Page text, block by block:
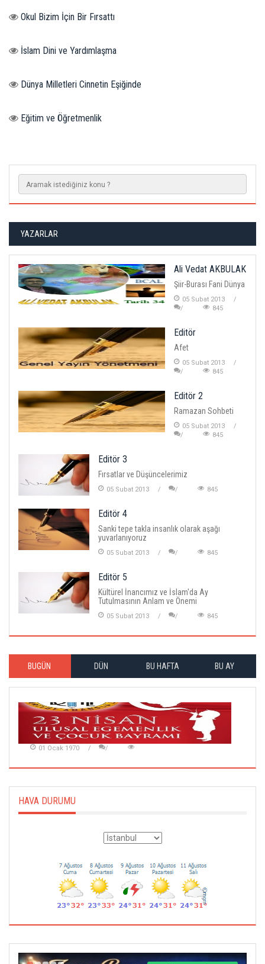
Okul Bizim İçin Bir Fırsattı
İslam Dini ve Yardımlaşma
Dünya Milletleri Cinnetin Eşiğinde
Eğitim ve Öğretmenlik
YAZARLAR
Ali Vedat AKBULAK
Şiir-Burası Fani Dünya
05 Subat 2013
845
Editör
Afet
05 Subat 2013
845
Editör 2
Ramazan Sohbeti
05 Subat 2013
845
Editör 3
Fırsatlar ve Düşüncelerimiz
05 Subat 2013 845
Editör 4
Sanki tepe takla insanlık olarak aşağı
yuvarlanıyoruz
05 Subat 2013 845
Editör 5
Kültürel İnancımız ve İslam'da Ay
Tutulmasının Anlam ve Önemi
05 Subat 2013 845
BUGÜN DÜN BU HAFTA BU AY
01 Ocak 1970
HAVA DURUMU